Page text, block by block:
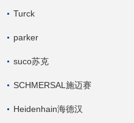
Turck
parker
suco苏克
SCHMERSAL施迈赛
Heidenhain海德汉